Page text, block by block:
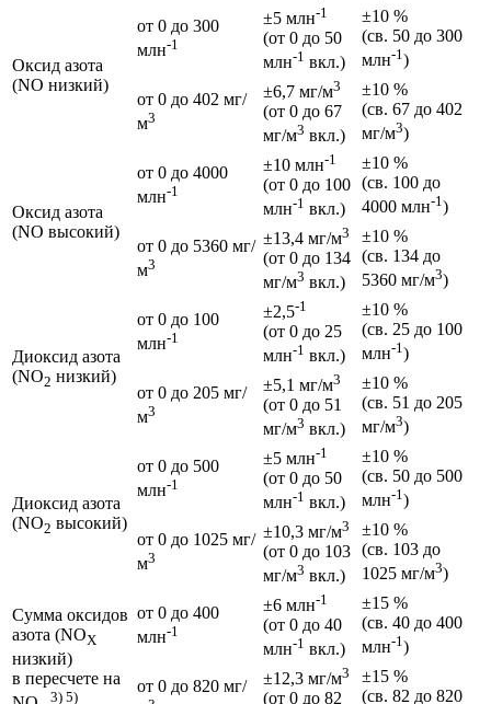
Оксид азота
(NO низкий)
от 0 до 300
млн-1
±5 млн-1
(от 0 до 50
млн-1 вкл.)
±10 %
(св. 50 до 300
млн-1 )
от 0 до 402 мг/
м3
±6,7 мг/м3
(от 0 до 67
мг/м3 вкл.)
±10 %
(св. 67 до 402
мг/м3)
Оксид азота
(NO высокий)
от 0 до 4000
млн-1
±10 млн-1
(от 0 до 100
млн-1 вкл.)
±10 %
(св. 100 до
4000 млн-1 )
от 0 до 5360 мг/
м3
±13,4 мг/м3
(от 0 до 134
мг/м3 вкл.)
±10 %
(св. 134 до
5360 мг/м3)
Диоксид азота
(NO2 низкий)
от 0 до 100
млн-1
±2,5-1
(от 0 до 25
млн-1 вкл.)
±10 %
(св. 25 до 100
млн-1 )
от 0 до 205 мг/
м3
±5,1 мг/м3
(от 0 до 51
мг/м3 вкл.)
±10 %
(св. 51 до 205
мг/м3)
Диоксид азота
(NO2 высокий)
от 0 до 500
млн-1
±5 млн-1
(от 0 до 50
млн-1 вкл.)
±10 %
(св. 50 до 500
млн-1 )
от 0 до 1025 мг/
м3
±10,3 мг/м3
(от 0 до 103
мг/м3 вкл.)
±10 %
(св. 103 до
1025 мг/м3)
Сумма оксидов
азота (NOX
низкий)
в пересчете на
3) 5)
от 0 до 400
млн-1
±6 млн-1
(от 0 до 40
млн-1 вкл.)
±15 %
(св. 40 до 400
млн-1 )
от 0 до 820 мг/
±12,3 мг/м3
(от 0 до 82
±15 %
(св. 82 до 820